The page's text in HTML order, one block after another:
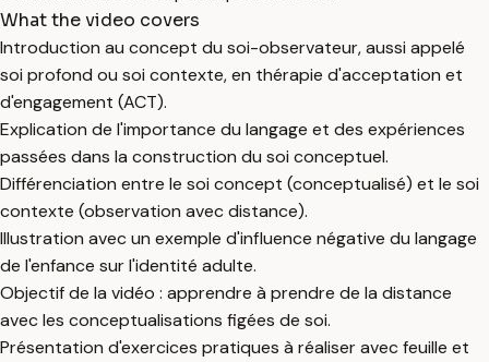
What the video covers
Introduction au concept du soi-observateur, aussi appelé
soi profond ou soi contexte, en thérapie d'acceptation et
d'engagement (ACT).
Explication de l'importance du langage et des expériences
passées dans la construction du soi conceptuel.
Différenciation entre le soi concept (conceptualisé) et le soi
contexte (observation avec distance).
Illustration avec un exemple d'influence négative du langage
de l'enfance sur l'identité adulte.
Objectif de la vidéo : apprendre à prendre de la distance
avec les conceptualisations figées de soi.
Présentation d'exercices pratiques à réaliser avec feuille et